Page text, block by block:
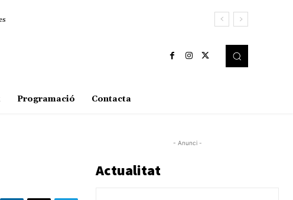
Programació Contacta
- Anunci -
Actualitat